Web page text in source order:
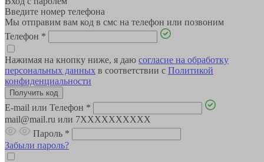
Введите номер телефона
Мы отправим вам код в смс на телефон или позвоним
Телефон *
Нажимая на кнопку ниже, я даю согласие на обработку
персональных данных в соответствии с Политикой
конфиденциальности
E-mail или Телефон *
mail@mail.ru или 7XXXXXXXXXX
Пароль *
Забыли пароль?